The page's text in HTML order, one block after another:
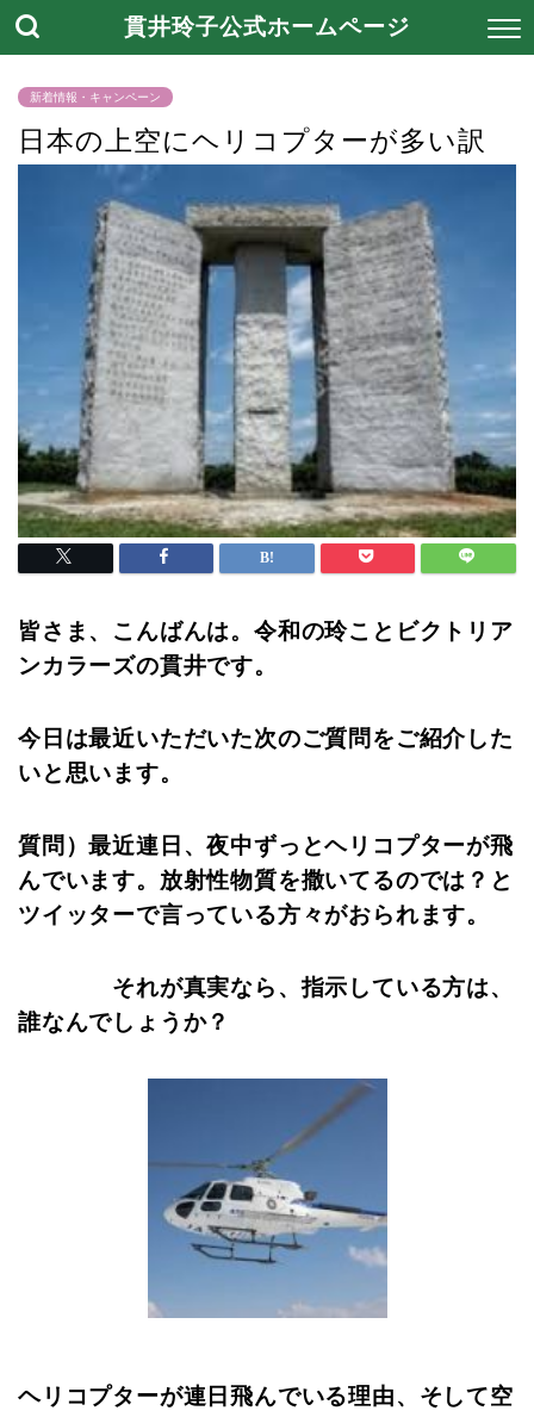
貫井玲子公式ホームページ
新着情報・キャンペーン
日本の上空にヘリコプターが多い訳
皆さま、こんばんは。令和の玲ことビクトリア
ンカラーズの貫井です。
今日は最近いただいた次のご質問をご紹介した
いと思います。
質問）最近連日、夜中ずっとヘリコプターが飛
んでいます。放射性物質を撒いてるのでは？と
ツイッターで言っている方々がおられます。
それが真実なら、指示している方は、
誰なんでしょうか？
ヘリコプターが連日飛んでいる理由、そして空